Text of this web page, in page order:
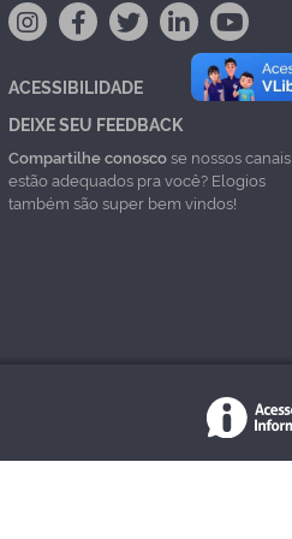
ACESSIBILIDADE
DEIXE SEU FEEDBACK
Compartilhe conoscose nossos canais
estão adequados pra você? Elogios
também são super bem vindos!